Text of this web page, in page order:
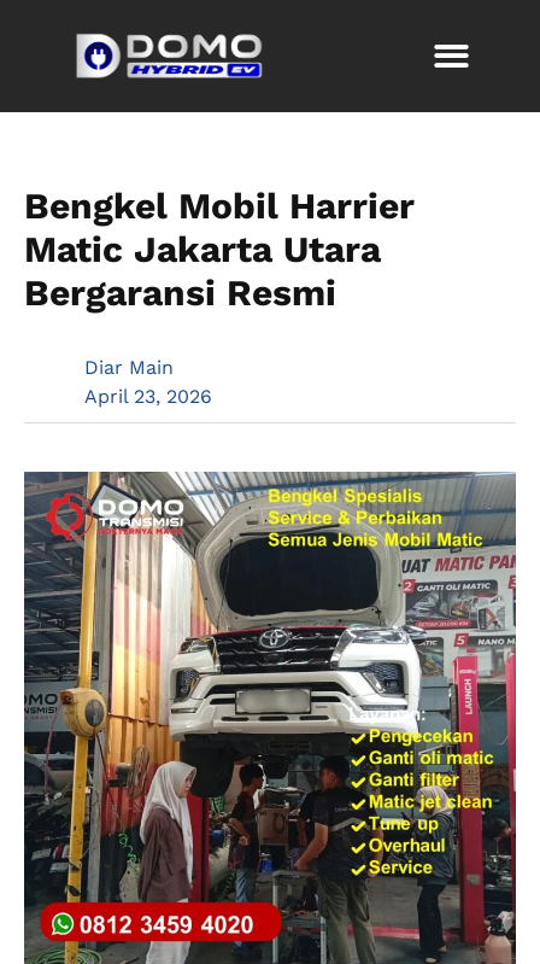
Bengkel Mobil Harrier
Matic Jakarta Utara
Bergaransi Resmi
Diar Main
April 23, 2026